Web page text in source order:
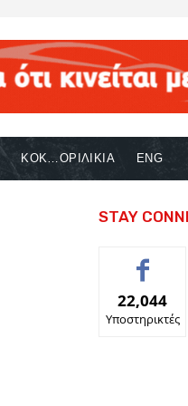
ΚΟΚ…ΟΡΙΛΙΚΙΑ ENG
STAY
22,044
Υποστηρικτές